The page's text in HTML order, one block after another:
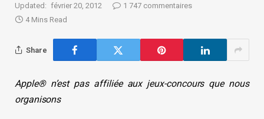
Updated: février 20, 2012
1 747 commentaires
4 Mins Read
Share
Apple® n’est pas affiliée aux jeux-concours que nous
organisons